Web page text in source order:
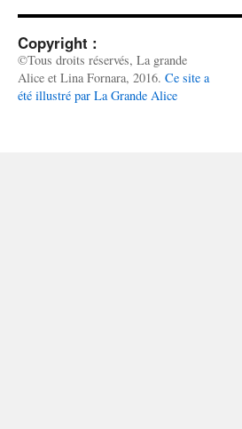
Copyright :
©Tous droits réservés, La grande
Alice et Lina Fornara, 2016. Ce site a
été illustré par La Grande Alice